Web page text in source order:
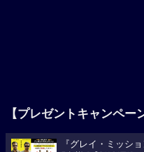
【プレゼントキャンペー
『グレイ・ミッシ